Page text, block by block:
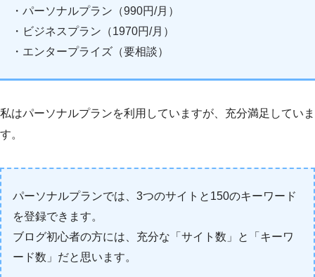
・パーソナルプラン（990円/月）
・ビジネスプラン（1970円/月）
・エンタープライズ（要相談）
私はパーソナルプランを利用していますが、充分満足していま
す。
パーソナルプランでは、3つのサイトと150のキーワード
を登録できます。
ブログ初心者の方には、充分な「サイト数」と「キーワ
ード数」だと思います。